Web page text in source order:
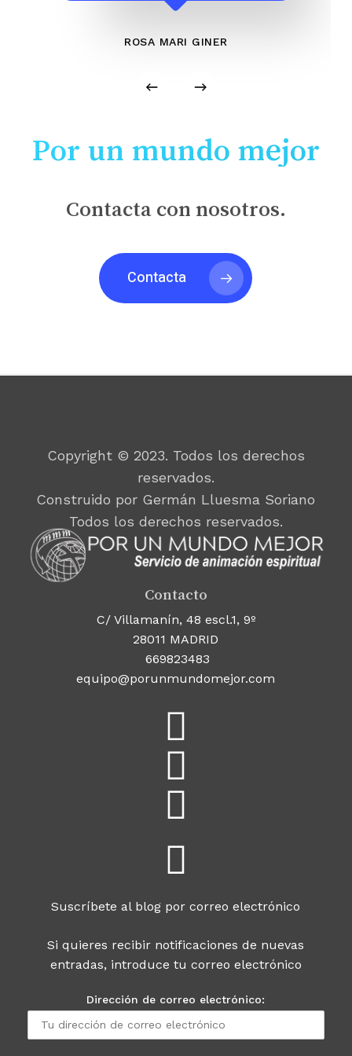
ROSA MARI GINER
Por un mundo mejor
Contacta con nosotros.
Contacta
Copyright © 2023. Todos los derechos
reservados.
Construido por Germán Lluesma Soriano
Todos los derechos reservados.
Contacto
C/ Villamanín, 48 escl.1, 9º
28011 MADRID
669823483
equipo@porunmundomejor.com
Suscríbete al blog por correo electrónico
Si quieres recibir notificaciones de nuevas
entradas, introduce tu correo electrónico
Dirección de correo electrónico: